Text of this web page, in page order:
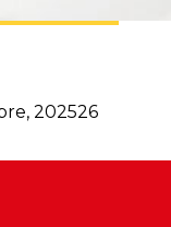
202526